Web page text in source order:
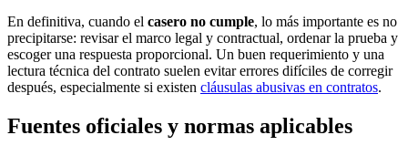
En definitiva, cuando el casero no cumple, lo más importante es no
precipitarse: revisar el marco legal y contractual, ordenar la prueba y
escoger una respuesta proporcional. Un buen requerimiento y una
lectura técnica del contrato suelen evitar errores difíciles de corregir
después, especialmente si existen cláusulas abusivas en contratos.
Fuentes oficiales y normas aplicables